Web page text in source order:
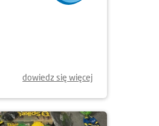
dowiedz się więcej